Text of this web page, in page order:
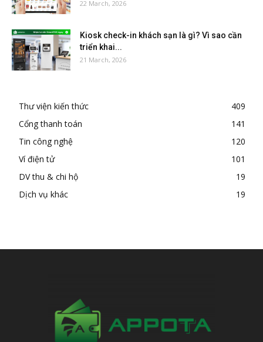
22 March, 2026
Kiosk check-in khách sạn là gì? Vì sao cần
triển khai...
21 March, 2026
Thư viện kiến thức
409
Cổng thanh toán
141
Tin công nghệ
120
Ví điện tử
101
DV thu & chi hộ
19
Dịch vụ khác
19